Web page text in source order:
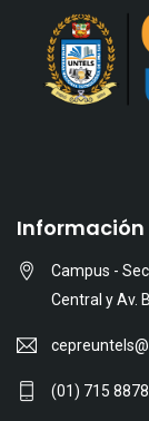
Información
Campus -
Central y Av.
(01) 715